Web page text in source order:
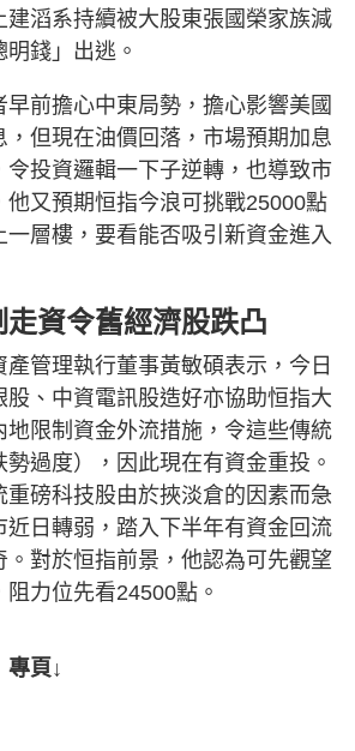
建滔系持續被大股東張國榮家族減
錢」出逃。
早前擔心中東局勢，擔心影響美國
，但現在油價回落，市場預期加息
令投資邏輯一下子逆轉，也導致市
他又預期恒指今浪可挑戰25000點
一層樓，要看能否吸引新資金進入
資令舊經濟股跌凸
管理執行董事黃敏碩表示，今日
股、中資電訊股造好亦協助恒指大
地限制資金外流措施，令這些傳統
過度），因此現在有資金重投。
重磅科技股由於挾淡倉的因素而急
近日轉弱，踏入下半年有資金回流
。對於恒指前景，他認為可先觀望
力位先看24500點。
專頁↓